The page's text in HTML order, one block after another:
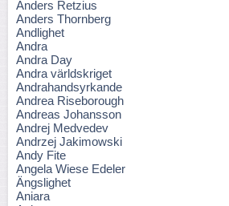
Anders Retzius
Anders Thornberg
Andlighet
Andra
Andra Day
Andra världskriget
Andrahandsyrkande
Andrea Riseborough
Andreas Johansson
Andrej Medvedev
Andrzej Jakimowski
Andy Fite
Angela Wiese Edeler
Ängslighet
Aniara